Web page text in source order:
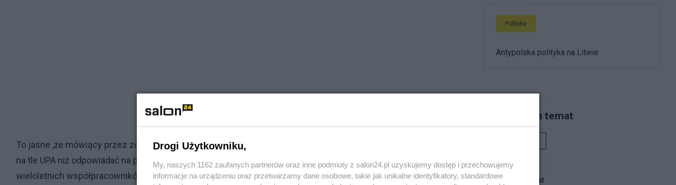
To jasne ,że mówiący przez zdecydowaną większość życia po rosyjsku ukrainski prezydent woli pokazywać się
na tle UPA niż odpowiadać na pytania o korupcje swojego obozu politycznego ,w tym swoich najbliższych i to
wieloletnich współpracowników. Także tych,którzy z walizkami czy 5 kontenerami pieniędzmi czmychneli przez
Polityka
Antypolska polityka na Litwie
Piszą na ten temat
Blogi na ten temat
Drogi Użytkowniku,
My, naszych 1162 zaufanych partnerów oraz inne podmioty z salon24.pl uzyskujemy dostęp i przechowujemy
informacje na urządzeniu oraz przetwarzamy dane osobowe, takie jak unikalne identyfikatory, standardowe